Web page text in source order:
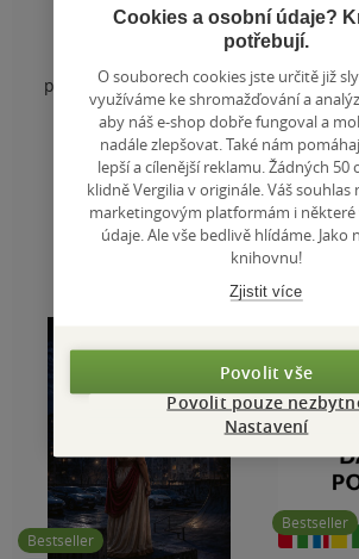
0.0
z
hvězdiček
měkká vazba
pravidla a hlavně lidi. Temná
vypravit do srdce
369 Kč
Běžně 499 Kč
Předobjednat
Uložit do seznamu
Bestseller
Bestseller
Cookies a osobní údaje?
potřebují.
O souborech cookies jste určitě již
využíváme ke shromažďování a
aby náš e-shop dobře fungoval a
nadále zlepšovat. Také nám
lepší a cílenější reklamu. Žádných 50
klidně Vergilia v originále. Váš
marketingovým platformám i některé
údaje. Ale vše bedlivě hlídáme. Jako
knihovnu!
Zjistit více
Povolit vše
Povolit pouze
Nastavení